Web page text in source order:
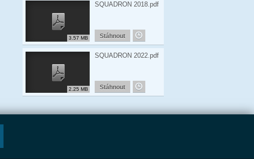
3.57 MB
SQUADRON 2018.pdf
Stáhnout
2.25 MB
SQUADRON 2022.pdf
Stáhnout